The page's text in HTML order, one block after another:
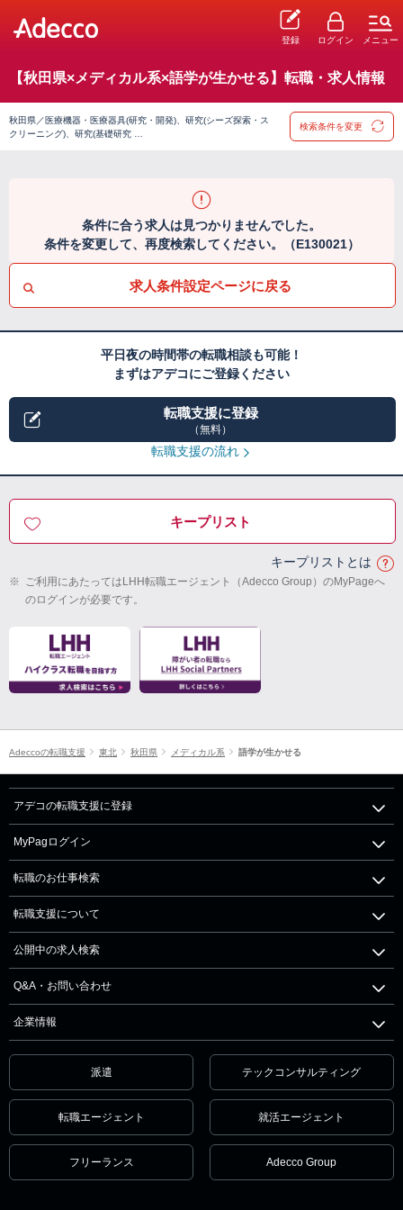
登録 ログイン メニュー
【秋田県×メディカル系×語学が生かせる】転職・求人情報
秋田県／医療機器・医療器具(研究・開発)、研究(シーズ探索・ス
クリーニング)、研究(基礎研究 …
検索条件を変更
条件に合う求人は見つかりませんでした。
条件を変更して、再度検索してください。（E130021）
求人条件設定ページに戻る
平日夜の時間帯の転職相談も可能！
まずはアデコにご登録ください
転職支援に登録
（無料）
転職支援の流れ
キープリスト
キープリストとは
※ ご利用にあたってはLHH転職エージェント（Adecco Group）のMyPageへ
のログインが必要です。
Adeccoの転職支援 東北 秋田県 メディカル系 語学が生かせる
アデコの転職支援に登録
MyPagログイン
転職のお仕事検索
転職支援について
公開中の求人検索
Q&A・お問い合わせ
企業情報
派遣 テックコンサルティング
転職エージェント 就活エージェント
フリーランス Adecco Group